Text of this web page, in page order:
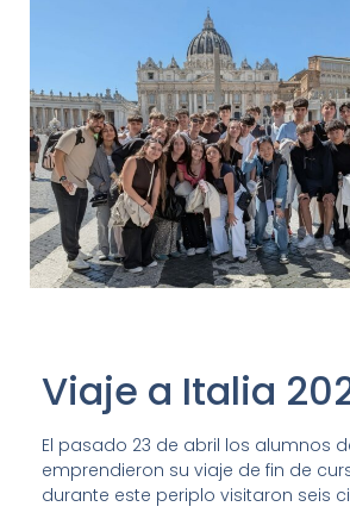
Viaje a Italia
El pasado 23 de abril los alumnos
emprendieron su viaje de fin de
durante este periplo visitaron seis